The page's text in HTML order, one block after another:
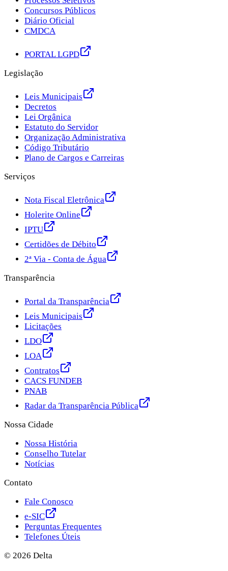
Concursos Públicos
Diário Oficial
CMDCA
PORTAL LGPD
Legislação
Leis Municipais
Decretos
Lei Orgânica
Estatuto do Servidor
Organização Administrativa
Código Tributário
Plano de Cargos e Carreiras
Serviços
Nota Fiscal Eletrônica
Holerite Online
IPTU
Certidões de Débito
2ª Via - Conta de Água
Transparência
Portal da Transparência
Leis Municipais
Licitações
LDO
LOA
Contratos
CACS FUNDEB
PNAB
Radar da Transparência Pública
Nossa Cidade
Nossa História
Conselho Tutelar
Notícias
Contato
Fale Conosco
e-SIC
Perguntas Frequentes
Telefones Úteis
© 2026 Delta